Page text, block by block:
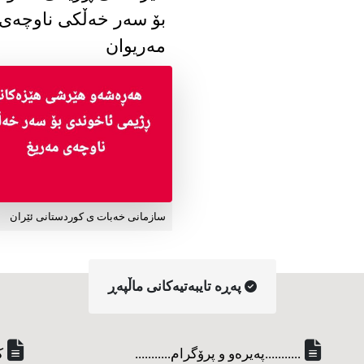
بۆ سەر خەڵکی
مەریوان
سازمانی خەبات ی کوردستانی ئێران
په‌ڕه‌ تایبه‌تیه‌کانی ماڵپه‌ڕ
...........په‌یره‌و و پرۆگرام...........